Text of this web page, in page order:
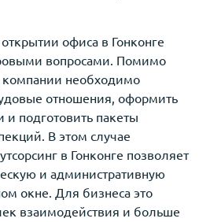
офиса в Гонконге
вопросами. Помимо
компании необходимо
отношения, оформить
и подготовить пакеты
В этом случае
в Гонконге позволяет
и административную
окне. Для бизнеса это
взаимодействия и больше